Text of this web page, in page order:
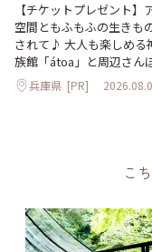
【チケットプレゼント】
空間ともふもふの生きも
されて♪ 大人も楽しめる
族館「átoa」と周辺さん
兵庫県 [PR]
こ